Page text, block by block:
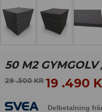
50 M2 GYMGOLV
29 .500KR 19 .490
Delbetalning